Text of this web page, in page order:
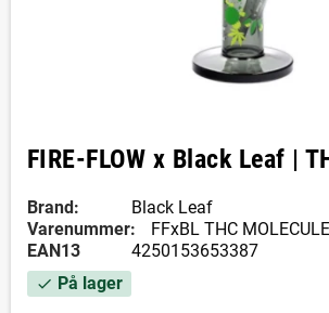
FIRE-FLOW x Black Leaf |
Brand:
Black Leaf
Varenummer:
FFxBL THC MOLECULE
EAN13
4250153653387
check På lager